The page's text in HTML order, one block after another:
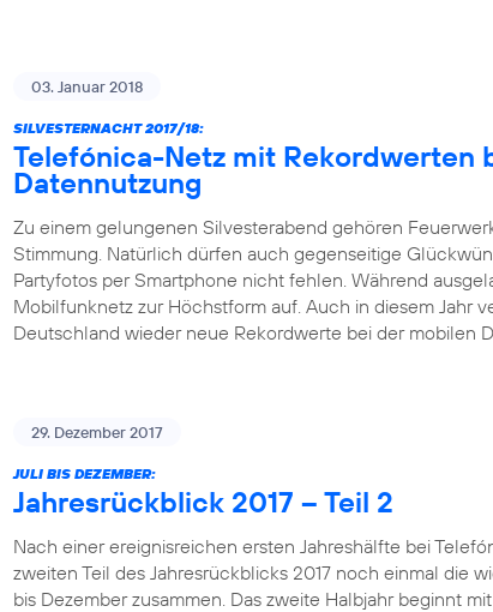
03. Januar 2018
SILVESTERNACHT 2017/18:
Telefónica-Netz mit Rekordwerten
Datennutzung
Zu einem gelungenen Silvesterabend gehören
Stimmung. Natürlich dürfen auch gegenseitige
Partyfotos per Smartphone nicht fehlen. Während
Mobilfunknetz zur Höchstform auf. Auch in diesem Jahr
Deutschland wieder neue Rekordwerte bei der mobilen
29. Dezember 2017
JULI BIS DEZEMBER:
Jahresrückblick 2017 – Teil 2
Nach einer ereignisreichen ersten Jahreshälfte bei
zweiten Teil des Jahresrückblicks 2017 noch einmal die
bis Dezember zusammen. Das zweite Halbjahr beginnt